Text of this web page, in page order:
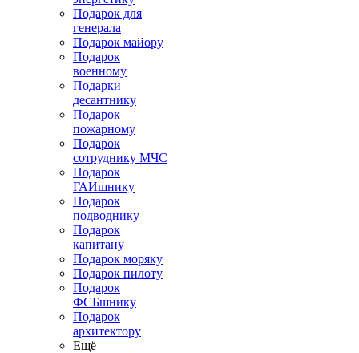
Подарок для
генерала
Подарок майору
Подарок
военному
Подарки
десантнику
Подарок
пожарному
Подарок
сотруднику МЧС
Подарок
ГАИшнику
Подарок
подводнику
Подарок
капитану
Подарок моряку
Подарок пилоту
Подарок
ФСБшнику
Подарок
архитектору
Ещё